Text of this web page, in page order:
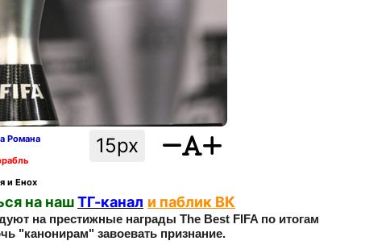
15px
Романа
и Енох
на нашТГ-канал и паблик ВК
на престижные награды The Best FIFA по итогам
"канонирам" завоевать признание.